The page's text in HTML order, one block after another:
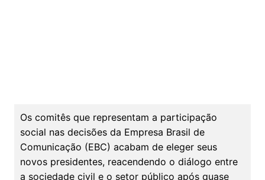
Os comitês que representam a participação
social nas decisões da Empresa Brasil de
Comunicação (EBC) acabam de eleger seus
novos presidentes, reacendendo o diálogo entre
a sociedade civil e o setor público após quase